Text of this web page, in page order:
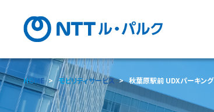
HOME モビリティサービス 秋葉原駅前 UDXパーキング